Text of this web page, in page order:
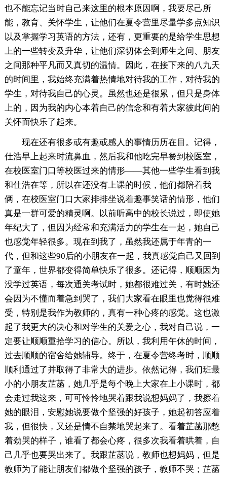
也不能忘记当时自己来这里的根本原因啊，我要尽己所
能，教育、关怀学生，让他们在夏令营里尽量学多点知识
以及掌握学习英语的方法，还有，更重要的是给学生思想
上的一些转变及升华，让他们深切体会到师生之间、朋友
之间那种平凡而又真切的温情。因此，在接下来的八九天
的时间里，我始终充满着热情地对待我的工作，对待我的
学生，对待我自己的心灵。虽然也还是很累，但只是身体
上的，因为我的内心本着自己的信念和有着大家彼此间的
关怀而快乐了起来。
现在还有很多或有趣或感人的事情历历在目。记得，
仕浩早上起来时流鼻血，然后我和他吃完早餐到校医室，
在校医室门口等校医过来的情形——其他一些学生看到我
和仕浩在等，所以在还没有上课的时候，他们都陪着我
俩，在校医室门口大家排排坐说着趣事笑话的情形，他们
真是一群可爱的精灵啊。以前听高中的校长说过，即使她
年纪大了，但因为经常和充满活力的学生在一起，她自己
也感觉年轻很多。现在到我了，虽然我还属于年青的一
代，但和这些90后的小朋友在一起，我真感觉自己又回到
了童年，世界都变得简单快乐了很多。还记得，顺顺因为
没学过英语，每次通关考试时，她都很难过关，有时她还
会因为不懂而着急到哭了，我们大家看在眼里也觉得很难
受，特别是我作为教师的，真有一种心疼的感觉。这也激
起了我更大的决心和对学生的关爱之心，我对自己说，一
定要让顺顺重拾学习的信心。所以，我利用午休的时间，
过去顺顺的宿舍给她辅导。终于，在夏令营终考时，顺顺
顺利通过了并取得了非常大的进步。依然记得，我们班最
小的小朋友芷菡，她几乎是每个晚上大家在上小课时，都
会走过我这来，可可怜怜地哭着跟我说想妈妈了，我擦着
她的眼泪，安慰她说要做个坚强的好孩子，她起初答应着
我，但很快，又还是情不自禁地哭起来了。看着芷菡那憋
着劲哭的样子，谁看了都会心疼，很多次我看着哄着，自
己几乎也要哭出来了。我跟芷菡说，教师也想妈妈，但是
教师为了能让朋友们都做个坚强的孩子，教师不哭；芷菡